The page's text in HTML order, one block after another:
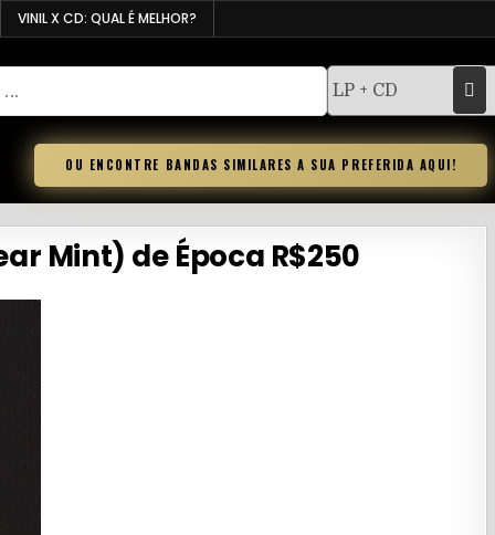
VINIL X CD: QUAL É MELHOR?
OU ENCONTRE BANDAS SIMILARES A SUA PREFERIDA AQUI!
Mint) de Época R$250